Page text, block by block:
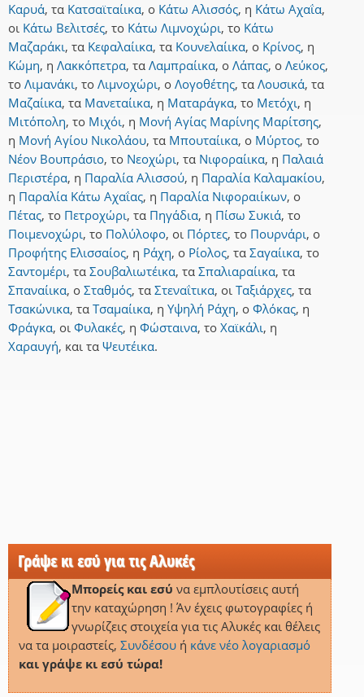
Καρυά, τα Κατσαϊταίικα, ο Κάτω Αλισσός, η Κάτω Αχαΐα,
οι Κάτω Βελιτσές, το Κάτω Λιμνοχώρι, το Κάτω
Μαζαράκι, τα Κεφαλαίικα, τα Κουνελαίικα, ο Κρίνος, η
Κώμη, η Λακκόπετρα, τα Λαμπραίικα, ο Λάπας, ο Λεύκος,
το Λιμανάκι, το Λιμνοχώρι, ο Λογοθέτης, τα Λουσικά, τα
Μαζαίικα, τα Μανεταίικα, η Ματαράγκα, το Μετόχι, η
Μιτόπολη, το Μιχόι, η Μονή Αγίας Μαρίνης Μαρίτσης,
η Μονή Αγίου Νικολάου, τα Μπουταίικα, ο Μύρτος, το
Νέον Βουπράσιο, το Νεοχώρι, τα Νιφοραίικα, η Παλαιά
Περιστέρα, η Παραλία Αλισσού, η Παραλία Καλαμακίου,
η Παραλία Κάτω Αχαΐας, η Παραλία Νιφοραιίκων, ο
Πέτας, το Πετροχώρι, τα Πηγάδια, η Πίσω Συκιά, το
Ποιμενοχώρι, το Πολύλοφο, οι Πόρτες, το Πουρνάρι, ο
Προφήτης Ελισσαίος, η Ράχη, ο Ρίολος, τα Σαγαίικα, το
Σαντομέρι, τα Σουβαλιωτέικα, τα Σπαλιαραίικα, τα
Σπαναίικα, ο Σταθμός, τα Στεναΐτικα, οι Ταξιάρχες, τα
Τσακώνικα, τα Τσαμαίικα, η Υψηλή Ράχη, ο Φλόκας, η
Φράγκα, οι Φυλακές, η Φώσταινα, το Χαϊκάλι, η
Χαραυγή, και τα Ψευτέικα.
Γράψε κι εσύ για τις Αλυκές
Μπορείς και εσύ να εμπλουτίσεις αυτή
την καταχώρηση ! Άν έχεις φωτογραφίες ή
γνωρίζεις στοιχεία για τις Αλυκές και θέλεις
να τα μοιραστείς, Συνδέσουή κάνε νέο λογαριασμό
και γράψε κι εσύ τώρα!